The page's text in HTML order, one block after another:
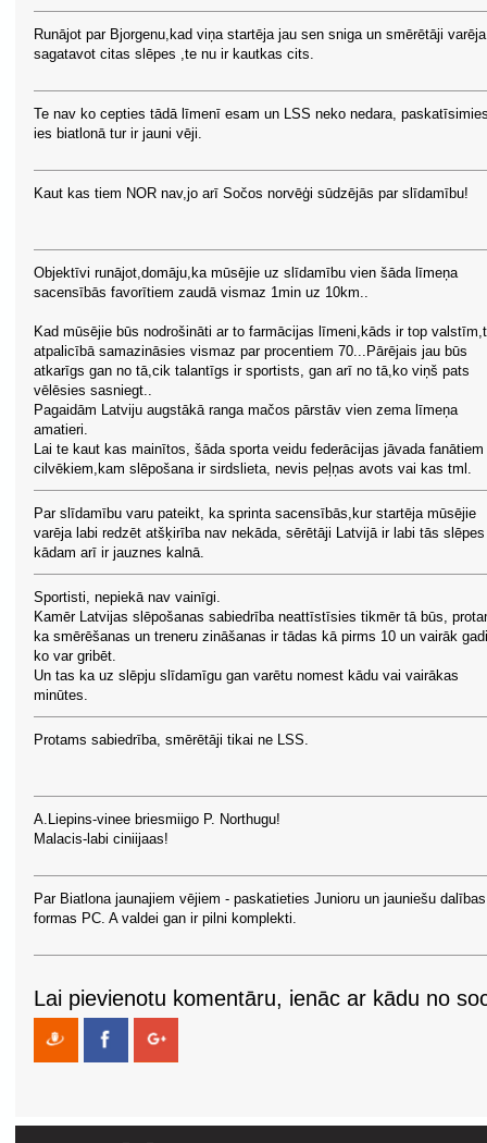
Runājot par Bjorgenu,kad viņa startēja jau sen sniga un smērētāji varēja
sagatavot citas slēpes ,te nu ir kautkas cits.
Te nav ko cepties tādā līmenī esam un LSS neko nedara,
ies biatlonā tur ir jauni vēji.
Kaut kas tiem NOR nav,jo arī Sočos norvēģi sūdzējās par slīdamību!
Objektīvi runājot,domāju,ka mūsējie uz slīdamību vien šāda līmeņa
sacensībās favorītiem zaudā vismaz 1min uz 10km..
Kad mūsējie būs nodrošināti ar to farmācijas līmeni,kāds ir top
atpalicībā samazināsies vismaz par procentiem 70...Pārējais jau būs
atkarīgs gan no tā,cik talantīgs ir sportists, gan arī no tā,ko viņš pats
vēlēsies sasniegt..
Pagaidām Latviju augstākā ranga mačos pārstāv vien zema līmeņa
amatieri.
Lai te kaut kas mainītos, šāda sporta veidu federācijas jāvada fanātiem
cilvēkiem,kam slēpošana ir sirdslieta, nevis peļņas avots vai kas tml.
Par slīdamību varu pateikt, ka sprinta sacensībās,kur startēja mūsējie
varēja labi redzēt atšķirība nav nekāda, sērētāji Latvijā ir labi tās slēpes
kādam arī ir jauznes kalnā.
Sportisti, nepiekā nav vainīgi.
Kamēr Latvijas slēpošanas sabiedrība neattīstīsies tikmēr tā būs,
ka smērēšanas un treneru zināšanas ir tādas kā pirms 10 un vairāk
ko var gribēt.
Un tas ka uz slēpju slīdamīgu gan varētu nomest kādu vai vairākas
minūtes.
Protams sabiedrība, smērētāji tikai ne LSS.
A.Liepins-vinee briesmiigo P. Northugu!
Malacis-labi ciniijaas!
Par Biatlona jaunajiem vējiem - paskatieties Junioru un jauniešu dalības
formas PC. A valdei gan ir pilni komplekti.
Lai pievienotu komentāru, ienāc ar kādu no